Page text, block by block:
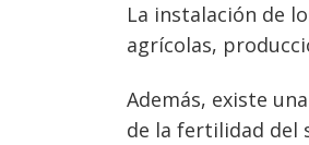
La instalación de
agrícolas,
Además, existe
de la fertilidad del